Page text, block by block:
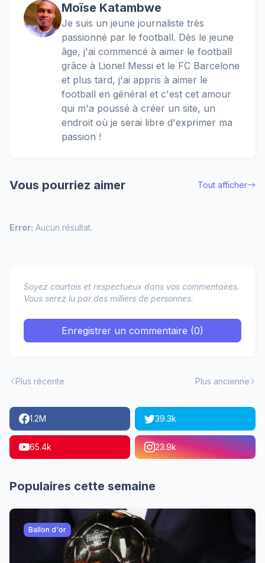
Moïse Katambwe
Je suis un jeune journaliste très
passionné par le football. Dès le jeune
âge, j'ai commencé à aimer le football
grâce à Lionel Messi et le FC Barcelone
et plus tard, j'ai appris à aimer le
football en général et c'est cet amour
qui m'a poussé à créer un site, un
endroit où je serai libre d'exprimer ma
passion !
Vous pourriez aimer Tout afficher
Error: Aucun résultat.
Soyez courtois et respectueux dans vos commentaires.
Vous serez lu par des milliers de personnes.
Enregistrer un commentaire (0)
Plus récente Plus ancienne
1.2M 39.3k
65.4k 23.9k
Populaires cette semaine
Ballon d'or